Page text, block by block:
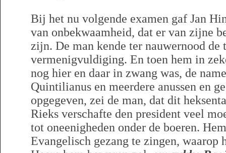
Bij het nu volgende examen gaf Jan
van onbekwaamheid, dat er van zijne
zijn. De man kende ter nauwernood de
vermenigvuldiging. En toen hem in
nog hier en daar in zwang was, de
Quintilianus en meerdere anussen en
opgegeven, zei de man, dat dit
Rieks verschafte den president veel
tot oneenigheden onder de boeren.
Evangelisch gezang te zingen, waarop